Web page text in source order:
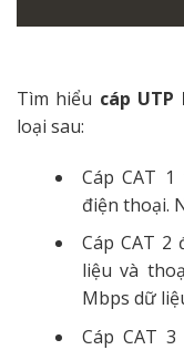
Tìm hiểu cáp
loại sau:
Cáp CAT
điện thoại.
Cáp CAT
liệu và
Mbps dữ
Cáp CAT